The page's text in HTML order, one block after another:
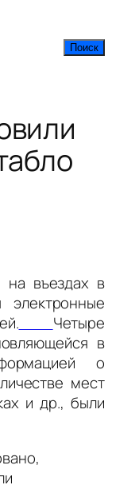
Поиск
Поиск
на въездах в
Четыре
в
о
мест
и др., были